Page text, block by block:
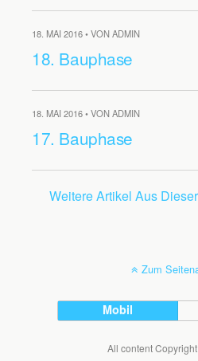
18. MAI 2016 • VON ADMIN
18. Bauphase
18. MAI 2016 • VON ADMIN
17. Bauphase
Weitere Artikel Aus
Zum
Mobil
All content